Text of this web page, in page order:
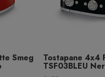
Smeg Tostapane 4x4
TSF03BLEU